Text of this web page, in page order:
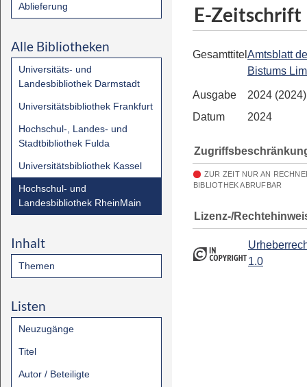
Ablieferung
Alle Bibliotheken
Universitäts- und
Landesbibliothek Darmstadt
Universitätsbibliothek Frankfurt
Hochschul-, Landes- und
Stadtbibliothek Fulda
Universitätsbibliothek Kassel
Hochschul- und
Landesbibliothek RheinMain
Inhalt
Themen
Listen
Neuzugänge
Titel
Autor / Beteiligte
E-Zeitschrift
Gesamttitel Amtsblatt
Bistums
Ausgabe
2024
Datum
2024
ZUR ZEIT NUR AN
BIBLIOTHEK ABRUFBAR
Lizenz-/
1.0